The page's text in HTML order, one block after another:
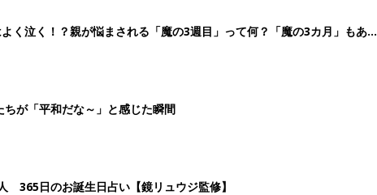
く泣く！？親が悩まされる「魔の3週目」って何？「魔の3カ月」もある
が「平和だな～」と感じた瞬間
365日のお誕生日占い【鏡リュウジ監修】